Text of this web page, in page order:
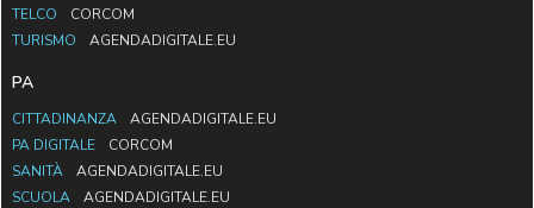
TELCO
CORCOM
TURISMO
AGENDADIGITALE.EU
PA
CITTADINANZA
AGENDADIGITALE.EU
PA DIGITALE
CORCOM
SANITÀ
AGENDADIGITALE.EU
SCUOLA
AGENDADIGITALE.EU